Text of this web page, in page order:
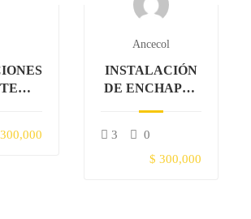
Ancecol
INSTALACIÓN
DE ENCHAPES
BÁSICO POR
COMPETENCIA
3
0
$ 300,000